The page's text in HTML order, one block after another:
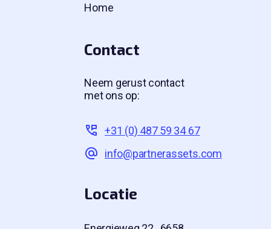
Home
Contact
Neem gerust contact
met ons op:
+31 (0) 487 59 34 67
info@partnerassets.com
Locatie